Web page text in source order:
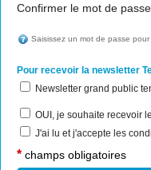
Confirmer le mot de passe
Saisissez un mot de passe
Pour recevoir la newsletter
Newsletter grand public
OUI, je souhaite recevoir
J'ai lu et j'accepte les
* champs obligatoires